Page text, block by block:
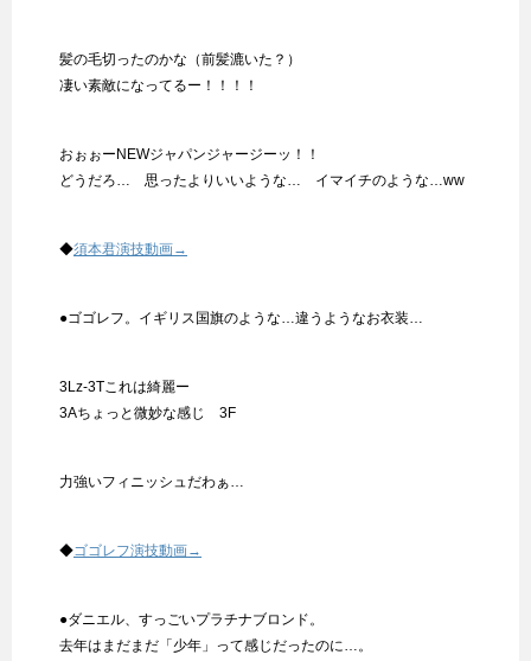
髪の毛切ったのかな（前髪漉いた？）
凄い素敵になってるー！！！！
おぉぉーNEWジャパンジャージーッ！！
どうだろ… 思ったよりいいような… イマイチのような…ww
◆須本君演技動画→
●ゴゴレフ。イギリス国旗のような…違うようなお衣装…
3Lz-3Tこれは綺麗ー
3Aちょっと微妙な感じ 3F
力強いフィニッシュだわぁ…
◆ゴゴレフ演技動画→
●ダニエル、すっごいプラチナブロンド。
去年はまだまだ「少年」って感じだったのに…。